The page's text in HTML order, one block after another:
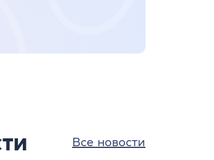
Все новости